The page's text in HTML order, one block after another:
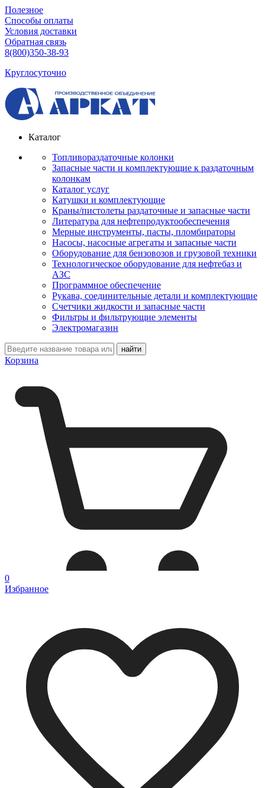
Полезное
Способы оплаты
Условия доставки
Обратная связь
8(800)350-38-93
Круглосуточно
Каталог
Топливораздаточные колонки
Запасные части и комплектующие к раздаточным
колонкам
Каталог услуг
Катушки и комплектующие
Краны/пистолеты раздаточные и запасные части
Литература для нефтепродуктообеспечения
Мерные инструменты, пасты, пломбираторы
Насосы, насосные агрегаты и запасные части
Оборудование для бензовозов и грузовой техники
Технологическое оборудование для нефтебаз и
АЗС
Программное обеспечение
Рукава, соединительные детали и комплектующие
Счетчики жидкости и запасные части
Фильтры и фильтрующие элементы
Электромагазин
Корзина
0
Избранное